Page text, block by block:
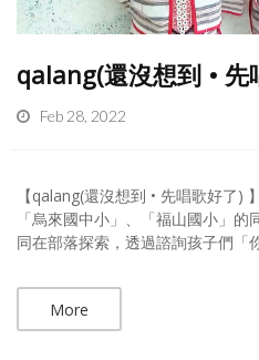
qalang(還沒想到 • 先
Feb 28, 2022
【qalang(還沒想到 • 先唱歌好
「烏來國中小」、「福山國小」
同在部落探索，透過諮詢孩子們「
More